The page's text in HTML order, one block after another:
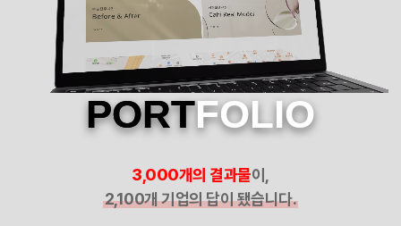
PORTFOLIO
3,000개의 결과물이,
2,100개 기업의 답이 됐습니다.